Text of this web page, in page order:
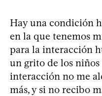
Hay una condición
en la que tenemos
para la interacción
un grito de los niños
interacción no me
más, y si no recibo